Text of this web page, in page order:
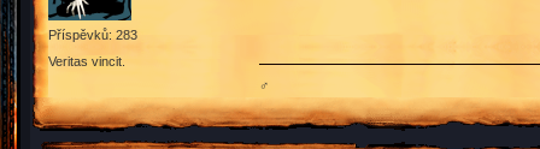
Příspěvků: 283
Veritas vincit.
♂